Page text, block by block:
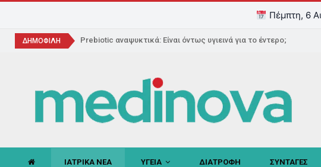
Πέμπτη, 6
ΔΗΜΟΦΙΛΗ Prebiotic αναψυκτικά: Είναι όντως υγιεινά για το έντερο;
ΙΑΤΡΙΚΑ ΝΕΑ ΥΓΕΙΑ ΔΙΑΤΡΟΦΗ ΣΥΝΤΑΓΕΣ